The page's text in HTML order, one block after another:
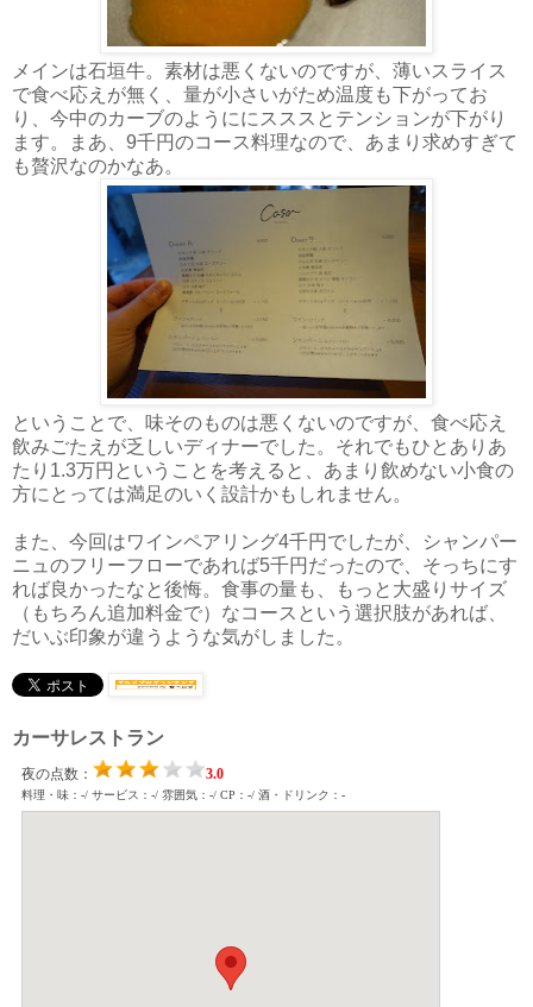
メインは石垣牛。素材は悪くないのですが、薄いスライス
で食べ応えが無く、量が小さいがため温度も下がってお
り、今中のカーブのようににスススとテンションが下がり
ます。まあ、9千円のコース料理なので、あまり求めすぎて
も贅沢なのかなあ。
ということで、味そのものは悪くないのですが、食べ応え
飲みごたえが乏しいディナーでした。それでもひとありあ
たり1.3万円ということを考えると、あまり飲めない小食の
方にとっては満足のいく設計かもしれません。
また、今回はワインペアリング4千円でしたが、シャンパー
ニュのフリーフローであれば5千円だったので、そっちにす
れば良かったなと後悔。食事の量も、もっと大盛りサイズ
（もちろん追加料金で）なコースという選択肢があれば、
だいぶ印象が違うような気がしました。
カーサレストラン